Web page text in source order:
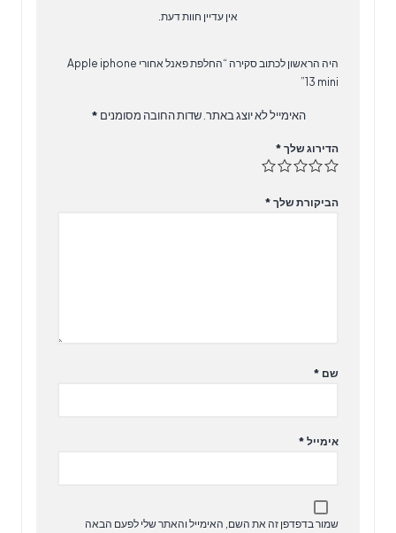
אין עדיין חוות דעת.
היה הראשון לכתוב סקירה “החלפת פאנל אחורי Apple iphone
13 mini”
האימייל לא יוצג באתר. שדות החובה מסומנים *
הדירוג שלך *
הביקורת שלך *
שם *
אימייל *
שמור בדפדפן זה את השם, האימייל והאתר שלי לפעם הבאה